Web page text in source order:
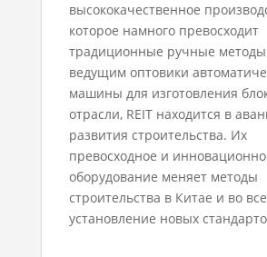
высококачественное
которое намного превосходит
традиционные ручные
ведущим оптовики
машины для изготовления
отрасли, REIT находится в
развития строительства. Их
превосходное и
оборудование меняет методы
строительства в Китае и во
установление новых